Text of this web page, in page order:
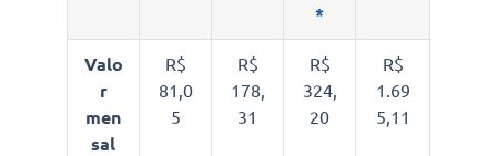
*
Valo
r
men
sal
R$
81,0
5
R$
178,
31
R$
324,
20
R$
1.69
5,11